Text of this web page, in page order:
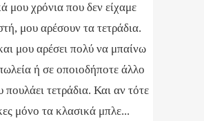
μου χρόνια που δεν είχαμε
μου αρέσουν τα τετράδια.
μου αρέσει πολύ να μπαίνω
ή σε οποιοδήποτε άλλο
πουλάει τετράδια. Και αν τότε
μόνο τα κλασικά μπλε...